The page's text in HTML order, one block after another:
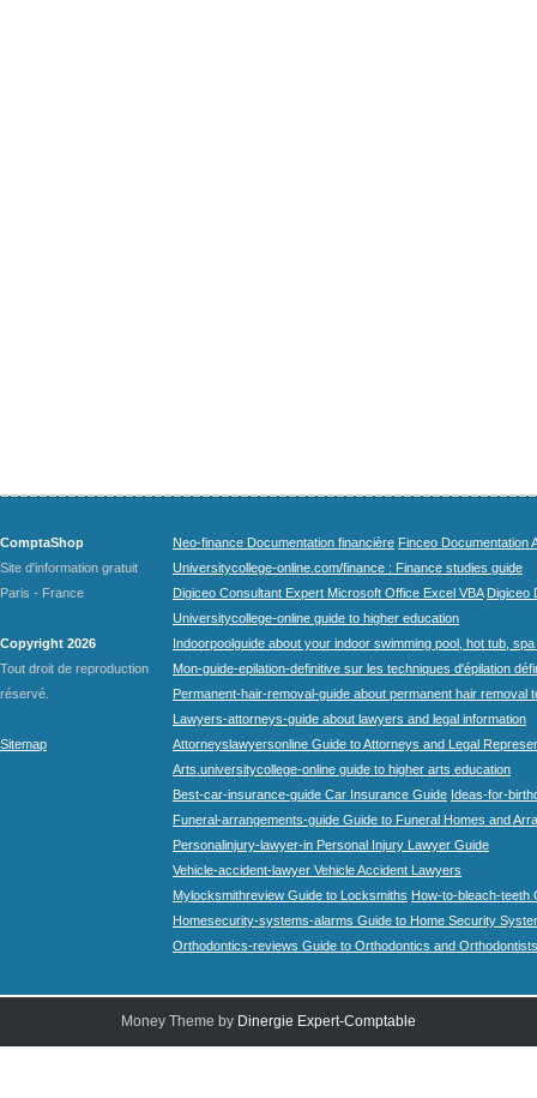
ComptaShop
Site d'information gratuit
Paris - France
Copyright 2026
Tout droit de reproduction
réservé.
Sitemap
Neo-finance Documentation financière Finceo Documentation
Universitycollege-online.com/finance : Finance studies guide
Digiceo Consultant Expert Microsoft Office Excel VBA Digiceo
Universitycollege-online guide to higher education
Indoorpoolguide about your indoor swimming pool, hot tub,
Mon-guide-epilation-definitive sur les techniques d'épilation
Permanent-hair-removal-guide about permanent hair removal
Lawyers-attorneys-guide about lawyers and legal information
Attorneyslawyersonline Guide to Attorneys and Legal
Arts.universitycollege-online guide to higher arts education
Best-car-insurance-guide Car Insurance Guide Ideas-for-
Funeral-arrangements-guide Guide to Funeral Homes and
Personalinjury-lawyer-in Personal Injury Lawyer Guide
Vehicle-accident-lawyer Vehicle Accident Lawyers
Mylocksmithreview Guide to Locksmiths How-to-bleach-teeth
Homesecurity-systems-alarms Guide to Home Security
Orthodontics-reviews Guide to Orthodontics and Orthodontists
Money Theme by Dinergie Expert-Comptable